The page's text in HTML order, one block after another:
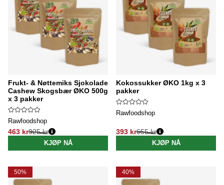
Frukt- & Nøttemiks Sjokolade
Cashew Skogsbær ØKO 500g
x 3 pakker
Rawfoodshop
463 kr
Vanlig pris:
925 kr
KJØP NÅ
Kokossukker ØKO 1kg x 3
pakker
Rawfoodshop
393 kr
Vanlig pris:
655 kr
KJØP NÅ
50% 40%